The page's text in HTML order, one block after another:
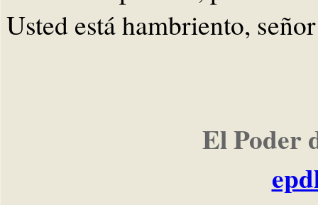
Usted está hambriento,
El Poder